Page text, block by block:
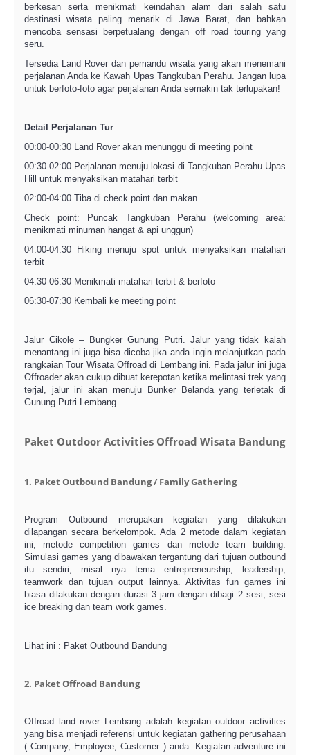
berkesan serta menikmati keindahan alam dari salah satu
destinasi wisata paling menarik di Jawa Barat, dan bahkan
mencoba sensasi berpetualang dengan off road touring yang
seru.
Tersedia Land Rover dan pemandu wisata yang akan menemani
perjalanan Anda ke Kawah Upas Tangkuban Perahu. Jangan lupa
untuk berfoto-foto agar perjalanan Anda semakin tak terlupakan!
Detail Perjalanan Tur
00:00-00:30 Land Rover akan menunggu di meeting point
00:30-02:00 Perjalanan menuju lokasi di Tangkuban Perahu Upas
Hill untuk menyaksikan matahari terbit
02:00-04:00 Tiba di check point dan makan
Check point: Puncak Tangkuban Perahu (welcoming area:
menikmati minuman hangat & api unggun)
04:00-04:30 Hiking menuju spot untuk menyaksikan matahari
terbit
04:30-06:30 Menikmati matahari terbit & berfoto
06:30-07:30 Kembali ke meeting point
Jalur Cikole – Bungker Gunung Putri. Jalur yang tidak kalah
menantang ini juga bisa dicoba jika anda ingin melanjutkan pada
rangkaian Tour Wisata Offroad di Lembang ini. Pada jalur ini juga
Offroader akan cukup dibuat kerepotan ketika melintasi trek yang
terjal, jalur ini akan menuju Bunker Belanda yang terletak di
Gunung Putri Lembang.
Paket Outdoor Activities Offroad Wisata Bandung
1. Paket Outbound Bandung / Family Gathering
Program Outbound merupakan kegiatan yang dilakukan
dilapangan secara berkelompok. Ada 2 metode dalam kegiatan
ini, metode competition games dan metode team building.
Simulasi games yang dibawakan tergantung dari tujuan outbound
itu sendiri, misal nya tema entrepreneurship, leadership,
teamwork dan tujuan output lainnya. Aktivitas fun games ini
biasa dilakukan dengan durasi 3 jam dengan dibagi 2 sesi, sesi
ice breaking dan team work games.
Lihat ini : Paket Outbound Bandung
2. Paket Offroad Bandung
Offroad land rover Lembang adalah kegiatan outdoor activities
yang bisa menjadi referensi untuk kegiatan gathering perusahaan
( Company, Employee, Customer ) anda. Kegiatan adventure ini